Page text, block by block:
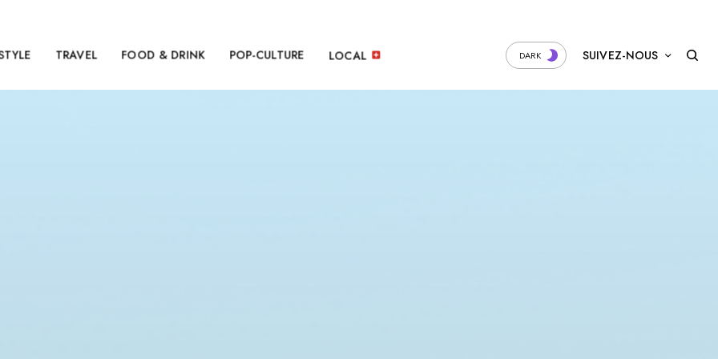
TRAVEL FOOD & DRINK POP-CULTURE LOCAL DARK SUIVEZ-NOUS